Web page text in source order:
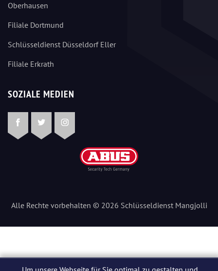
Oberhausen
Filiale Dortmund
Schlüsseldienst Düsseldorf Eller
Filiale Erkrath
SOZIALE MEDIEN
FacebookTwitterInstagram
Alle Rechte vorbehalten © 2026 Schlüsseldienst Mangjolli